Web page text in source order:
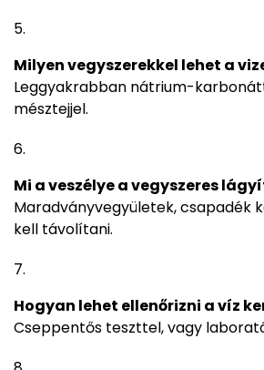
Milyen vegyszerekkel lehet a
Leggyakrabban nátrium-
mésztejjel.
Mi a veszélye a vegyszeres
Maradványvegyületek, csapadék
kell távolítani.
Hogyan lehet ellenőrizni a víz
Cseppentős teszttel, vagy